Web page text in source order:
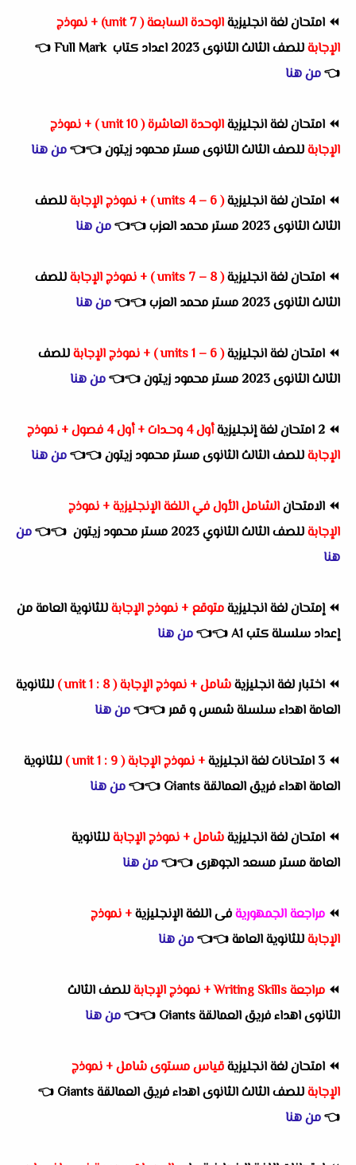
⏪ امتحان لغة انجليزية
الوحدة السابعة ( unit 7) + نموذج
الإجابةللصف الثالث الثانوى 2023 اعداد كتاب Full Mark
👈
👈من هنا
⏪ امتحان لغة انجليزية
الوحدة العاشرة ( unit 10 ) + نموذج
الإجابةللصف الثالث الثانوى مستر محمود زيتون👈
👈من هنا
⏪ امتحان لغة انجليزية( units 4 – 6 ) + نموذج الإجابة
للصف
الثالث الثانوى 2023 مستر محمد العزب
👈
👈من هنا
⏪ امتحان لغة انجليزية( units 7 – 8 ) + نموذج الإجابة
للصف
الثالث الثانوى 2023 مستر محمد العزب
👈
👈من هنا
⏪ امتحان لغة انجليزية( units 1 – 6 ) + نموذج الإجابة
للصف
الثالث الثانوى 2023 مستر محمود زيتون
👈
👈من هنا
⏪ 2 امتحان لغة إنجليزية
أول 4 وحـدات + أول 4 فصول + نموذج
الإجابةللصف الثالث الثانوى مستر محمود زيتون👈
👈من هنا
⏪ الامتحانالشامل الأول في اللغة الإنجليزية + نموذج
الإجابةللصف الثالث الثانوي 2023 مستر محمود زيتون 👈
👈من
هنا
⏪إمتحان لغة انجليزيةمتوقع + نموذج الإجابةللثانوية العامةمن
إعداد سلسلة كتب A1
👈
👈من هنا
⏪ اختبار لغة انجليزيةشامل + نموذج الإجابة ( unit 1 : 8 )
للثانوية
العامةاهداء سلسلة شمس و قمر👈
👈من هنا
⏪ 3 امتحانات لغة انجليزية + نموذج الإجابة ( unit 1 : 9 )
للثانوية
العامةاهداء فريق العمالقة Giants 👈
👈من هنا
⏪ امتحان لغة انجليزيةشامل + نموذج الإجابةللثانوية
العامةمستر مسعد الجوهرى👈
👈من هنا
⏪ مراجعة الجمهوريةفى اللغة الإنجليزية+ نموذج
الإجابةللثانوية العامة👈
👈من هنا
⏪ مراجعة Writing Skills + نموذج الإجابة
للصف الثالث
الثانوىاهداء فريق العمالقة Giants 👈
👈من هنا
⏪ امتحان لغة انجليزيةقياس مستوى شامل + نموذج
الإجابةللصف الثالث الثانوىاهداء فريق العمالقة Giants
👈
👈من هنا